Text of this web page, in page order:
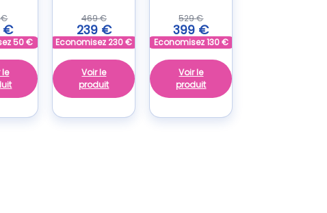
€
€
50€
le
469€
239 €
Economisez230€
Voir le
produit
529€
399 €
Economisez130€
Voir le
produit